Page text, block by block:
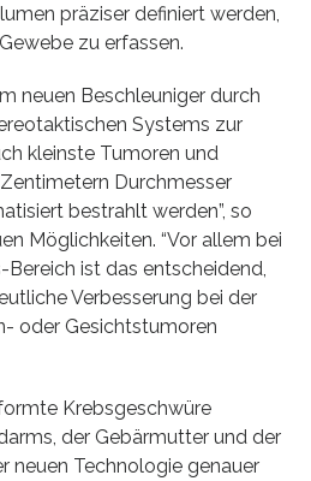
präziser definiert werden,
zu erfassen.
neuen Beschleuniger durch
Systems zur
kleinste Tumoren und
Durchmesser
bestrahlt werden”, so
Möglichkeiten. “Vor allem bei
ist das entscheidend,
Verbesserung bei der
oder Gesichtstumoren
Krebsgeschwüre
der Gebärmutter und der
neuen Technologie genauer